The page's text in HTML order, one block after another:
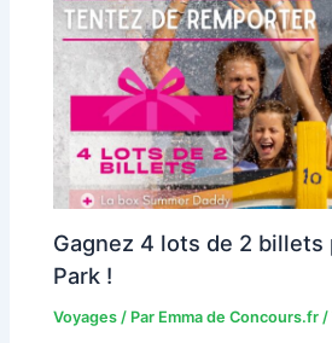
Gagnez 4 lots de 2 billets
Park !
Voyages / Par Emma de Concours.fr /